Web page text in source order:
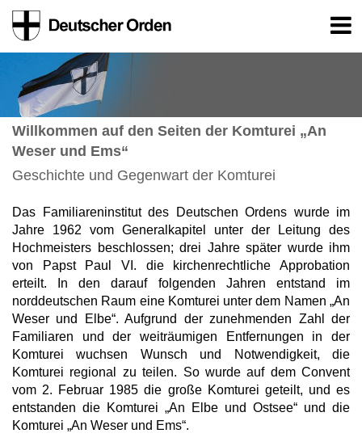
Willkommen auf den Seiten der Komturei „An
Weser und Ems“
Geschichte und Gegenwart der Komturei
Das Familiareninstitut des Deutschen Ordens wurde im
Jahre 1962 vom Generalkapitel unter der Leitung des
Hochmeisters beschlossen; drei Jahre später wurde ihm
von Papst Paul VI. die kirchenrechtliche Approbation
erteilt. In den darauf folgenden Jahren entstand im
norddeutschen Raum eine Komturei unter dem Namen „An
Weser und Elbe“. Aufgrund der zunehmenden Zahl der
Familiaren und der weiträumigen Entfernungen in der
Komturei wuchsen Wunsch und Notwendigkeit, die
Komturei regional zu teilen. So wurde auf dem Convent
vom 2. Februar 1985 die große Komturei geteilt, und es
entstanden die Komturei „An Elbe und Ostsee“ und die
Komturei „An Weser und Ems“.